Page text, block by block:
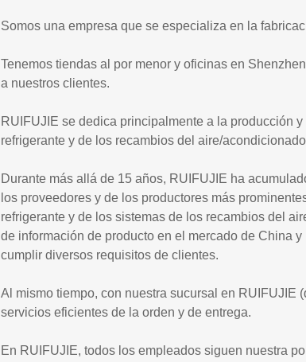
Somos una empresa que se especializa en la
Tenemos tiendas al por menor y oficinas en
a nuestros clientes.
RUIFUJIE se dedica principalmente a la producción
refrigerante y de los recambios del aire/
Durante más allá de 15 años, RUIFUJIE ha
los proveedores y de los productores más
refrigerante y de los sistemas de los recambios del
de información de producto en el mercado de China
cumplir diversos requisitos de clientes.
Al mismo tiempo, con nuestra sucursal en RUIFUJIE
servicios eficientes de la orden y de entrega.
En RUIFUJIE, todos los empleados siguen nuestra